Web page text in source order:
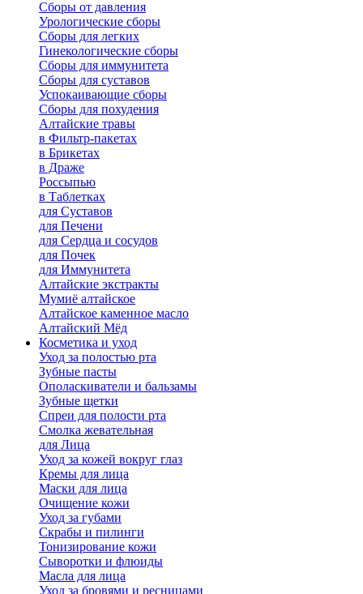
Сборы от давления
Урологические сборы
Сборы для легких
Гинекологические сборы
Сборы для иммунитета
Сборы для суставов
Успокаивающие сборы
Сборы для похудения
Алтайские травы
в Фильтр-пакетах
в Брикетах
в Драже
Россыпью
в Таблетках
для Cуставов
для Печени
для Сердца и сосудов
для Почек
для Иммунитета
Алтайские экстракты
Мумиё алтайское
Алтайское каменное масло
Алтайский Мёд
Косметика и уход
Уход за полостью рта
Зубные пасты
Ополаскиватели и бальзамы
Зубные щетки
Спреи для полости рта
Смолка жевательная
для Лица
Уход за кожей вокруг глаз
Кремы для лица
Маски для лица
Очищение кожи
Уход за губами
Скрабы и пилинги
Тонизирование кожи
Сыворотки и флюиды
Масла для лица
Уход за бровями и ресницами